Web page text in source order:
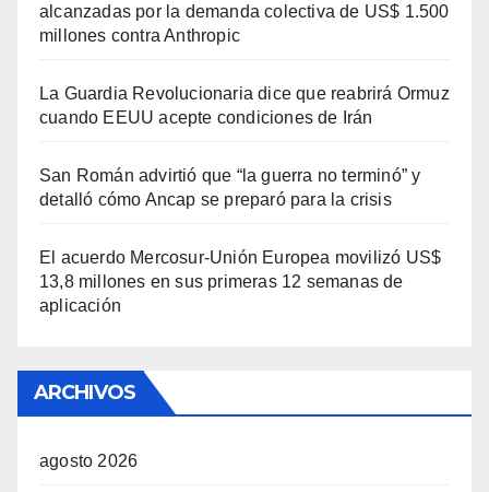
alcanzadas por la demanda colectiva de US$ 1.500
millones contra Anthropic
La Guardia Revolucionaria dice que reabrirá Ormuz
cuando EEUU acepte condiciones de Irán
San Román advirtió que “la guerra no terminó” y
detalló cómo Ancap se preparó para la crisis
El acuerdo Mercosur-Unión Europea movilizó US$
13,8 millones en sus primeras 12 semanas de
aplicación
ARCHIVOS
agosto 2026